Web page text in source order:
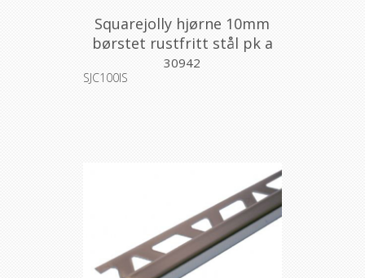
Squarejolly hjørne 10mm
børstet rustfritt stål pk a
2stk
30942
SJC100IS